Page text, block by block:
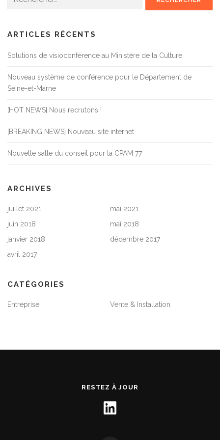
ARTICLES RÉCENTS
Solutions de visioconférence au Ministère de la Culture
Nouveau système de conférence pour le Département de
Seine-et-Marne
[HOT NEWS] Nous recrutons !
[BREAKING NEWS] Nouveau site internet
Nouvelle salle du conseil pour la CPAM 77
ARCHIVES
juillet 2021
mai 2021
juin 2018
mai 2018
janvier 2018
décembre 2017
avril 2017
CATÉGORIES
Entreprise Vente & Installation
RESTEZ À JOUR